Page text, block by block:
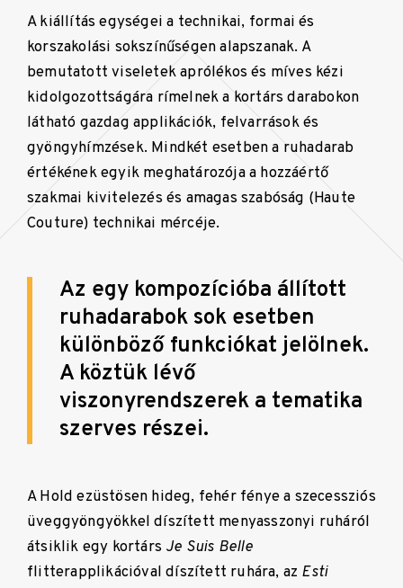
A kiállítás egységei a technikai, formai és
korszakolási sokszínűségen alapszanak. A
bemutatott viseletek aprólékos és míves kézi
kidolgozottságára rímelnek a kortárs darabokon
látható gazdag applikációk, felvarrások és
gyöngyhímzések. Mindkét esetben a ruhadarab
értékének egyik meghatározója a hozzáértő
szakmai kivitelezés és amagas szabóság (Haute
Couture) technikai mércéje.
Az egy kompozícióba állított
ruhadarabok sok esetben
különböző funkciókat jelölnek.
A köztük lévő
viszonyrendszerek a tematika
szerves részei.
A Hold ezüstösen hideg, fehér fénye a szecessziós
üveggyöngyökkel díszített menyasszonyi ruháról
átsiklik egy kortárs Je Suis Belle
flitterapplikációval díszített ruhára, az Esti